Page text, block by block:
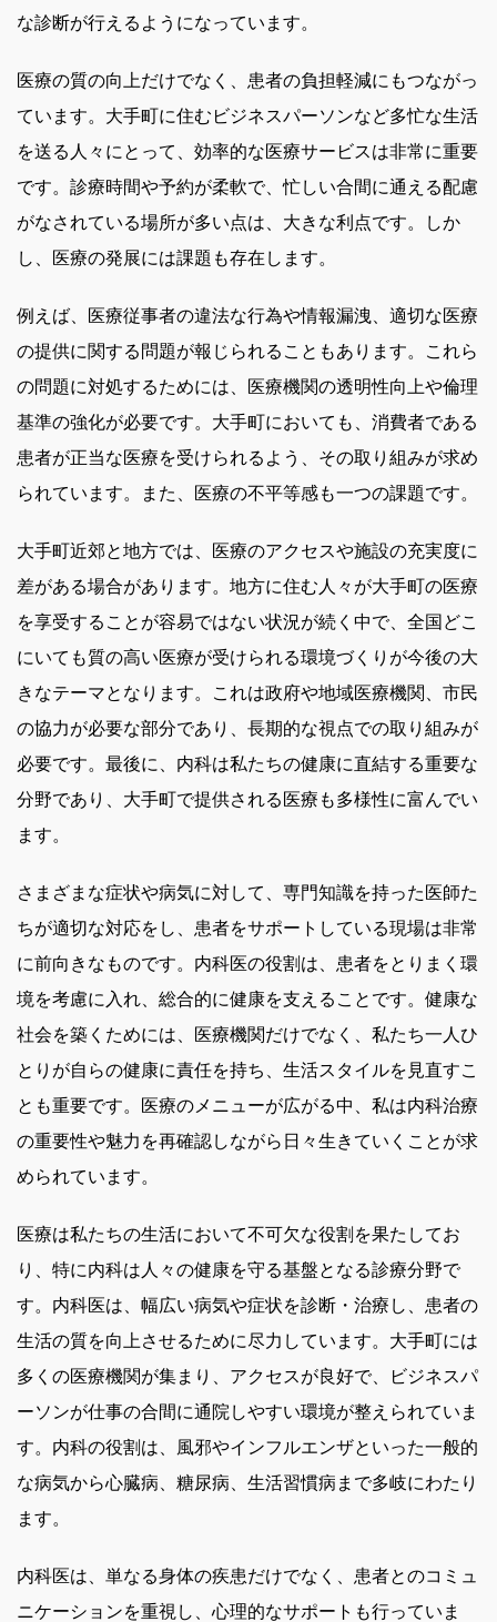
な診断が行えるようになっています。
医療の質の向上だけでなく、患者の負担軽減にもつながっ
ています。大手町に住むビジネスパーソンなど多忙な生活
を送る人々にとって、効率的な医療サービスは非常に重要
です。診療時間や予約が柔軟で、忙しい合間に通える配慮
がなされている場所が多い点は、大きな利点です。しか
し、医療の発展には課題も存在します。
例えば、医療従事者の違法な行為や情報漏洩、適切な医療
の提供に関する問題が報じられることもあります。これら
の問題に対処するためには、医療機関の透明性向上や倫理
基準の強化が必要です。大手町においても、消費者である
患者が正当な医療を受けられるよう、その取り組みが求め
られています。また、医療の不平等感も一つの課題です。
大手町近郊と地方では、医療のアクセスや施設の充実度に
差がある場合があります。地方に住む人々が大手町の医療
を享受することが容易ではない状況が続く中で、全国どこ
にいても質の高い医療が受けられる環境づくりが今後の大
きなテーマとなります。これは政府や地域医療機関、市民
の協力が必要な部分であり、長期的な視点での取り組みが
必要です。最後に、内科は私たちの健康に直結する重要な
分野であり、大手町で提供される医療も多様性に富んでい
ます。
さまざまな症状や病気に対して、専門知識を持った医師た
ちが適切な対応をし、患者をサポートしている現場は非常
に前向きなものです。内科医の役割は、患者をとりまく環
境を考慮に入れ、総合的に健康を支えることです。健康な
社会を築くためには、医療機関だけでなく、私たち一人ひ
とりが自らの健康に責任を持ち、生活スタイルを見直すこ
とも重要です。医療のメニューが広がる中、私は内科治療
の重要性や魅力を再確認しながら日々生きていくことが求
められています。
医療は私たちの生活において不可欠な役割を果たしてお
り、特に内科は人々の健康を守る基盤となる診療分野で
す。内科医は、幅広い病気や症状を診断・治療し、患者の
生活の質を向上させるために尽力しています。大手町には
多くの医療機関が集まり、アクセスが良好で、ビジネスパ
ーソンが仕事の合間に通院しやすい環境が整えられていま
す。内科の役割は、風邪やインフルエンザといった一般的
な病気から心臓病、糖尿病、生活習慣病まで多岐にわたり
ます。
内科医は、単なる身体の疾患だけでなく、患者とのコミュ
ニケーションを重視し、心理的なサポートも行っていま